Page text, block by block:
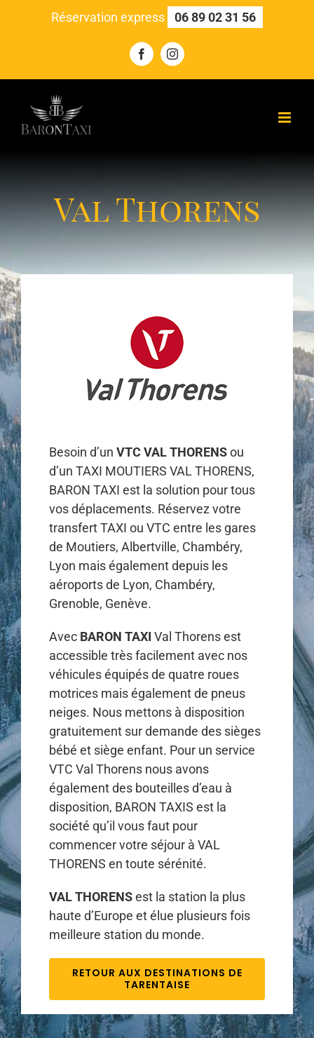
Réservation express 06 89 02 31 56
FacebookInstagram
Val Thorens
Besoin d’un VTC VAL THORENSou
d’un TAXI MOUTIERS VAL THORENS,
BARON TAXI est la solution pour tous
vos déplacements. Réservez votre
transfert TAXI ou VTC entre les gares
de Moutiers, Albertville, Chambéry,
Lyon mais également depuis les
aéroports de Lyon, Chambéry,
Grenoble, Genève.
Avec BARON TAXI Val Thorens est
accessible très facilement avec nos
véhicules équipés de quatre roues
motrices mais également de pneus
neiges. Nous mettons à disposition
gratuitement sur demande des sièges
bébé et siège enfant. Pour un service
VTC Val Thorens nous avons
également des bouteilles d’eau à
disposition, BARON TAXIS est la
société qu’il vous faut pour
commencer votre séjour à VAL
THORENS en toute sérénité.
VAL THORENSest la station la plus
haute d’Europe et élue plusieurs fois
meilleure station du monde.
RETOUR AUX DESTINATIONS DE
TARENTAISE